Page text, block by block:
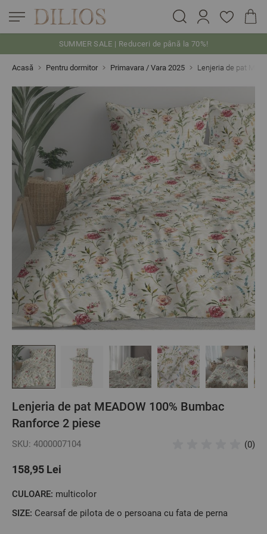
SUMMER SALE | Reduceri de până la 70%!
Acasă Pentru dormitor Primavara / Vara 2025 Lenjeria de pat
Lenjeria de pat MEADOW 100% Bumbac
Ranforce 2 piese
SKU: 4000007104 (0)
158,95 Lei
CULOARE: multicolor
SIZE: Cearsaf de pilota de o persoana cu fata de perna